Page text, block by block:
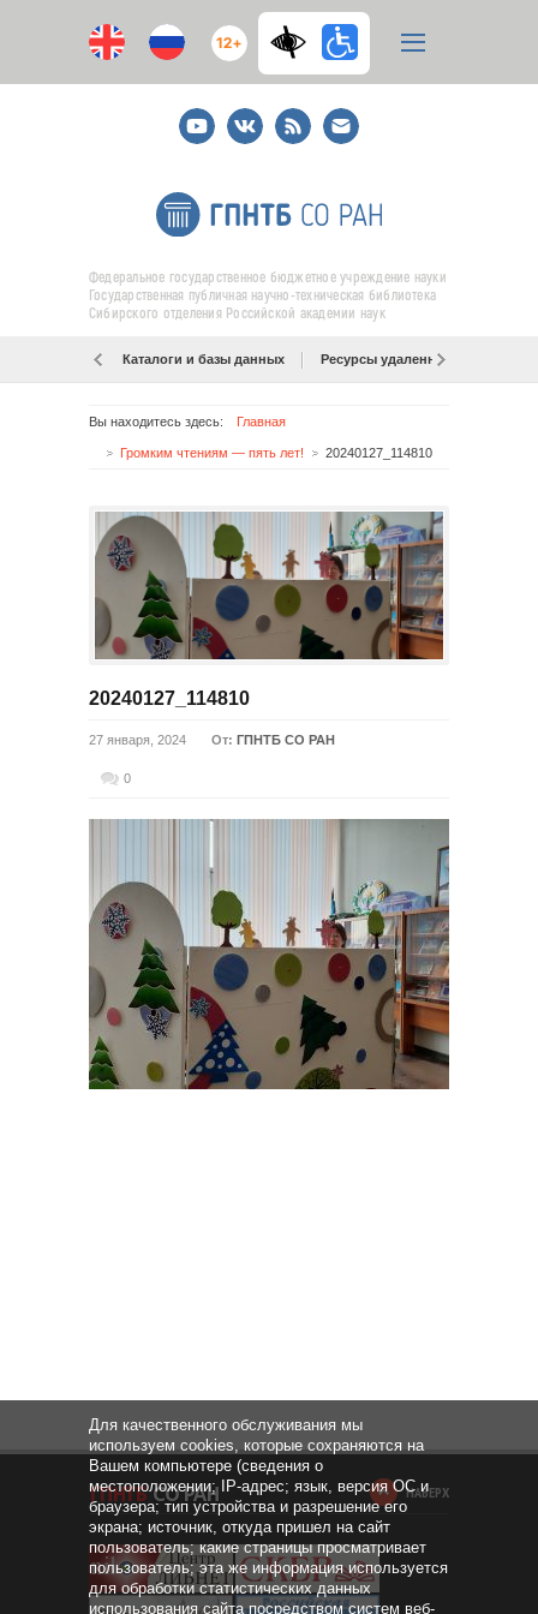
12+
YoutubeВКонтакте
RSS
E-
mail
подписка
Федеральное государственное бюджетное учреждение науки
Государственная публичная научно-техническая библиотека
Сибирского отделения Российской академии наук
Каталоги и базы данных Ресурсы удаленного доступа
Вы находитесь здесь: Главная
Громким чтениям — пять лет! 20240127_114810
20240127_114810
27 января, 2024 От: ГПНТБ СО РАН
0
НАВЕРХ
Для качественного обслуживания мы
используем cookies, которые сохраняются на
Вашем компьютере (сведения о
местоположении; IP-адрес; язык, версия ОС и
браузера; тип устройства и разрешение его
экрана; источник, откуда пришел на сайт
пользователь; какие страницы просматривает
пользователь; эта же информация используется
для обработки статистических данных
использования сайта посредством систем веб-